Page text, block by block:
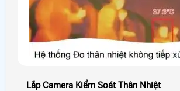
Lắp Camera Kiểm Soát Thân Nhiệt